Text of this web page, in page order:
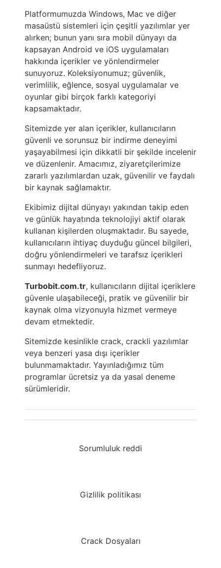
Platformumuzda Windows, Mac ve diğer
masaüstü sistemleri için çeşitli yazılımlar yer
alırken; bunun yanı sıra mobil dünyayı da
kapsayan Android ve iOS uygulamaları
hakkında içerikler ve yönlendirmeler
sunuyoruz. Koleksiyonumuz; güvenlik,
verimlilik, eğlence, sosyal uygulamalar ve
oyunlar gibi birçok farklı kategoriyi
kapsamaktadır.
Sitemizde yer alan içerikler, kullanıcıların
güvenli ve sorunsuz bir indirme deneyimi
yaşayabilmesi için dikkatli bir şekilde incelenir
ve düzenlenir. Amacımız, ziyaretçilerimize
zararlı yazılımlardan uzak, güvenilir ve faydalı
bir kaynak sağlamaktır.
Ekibimiz dijital dünyayı yakından takip eden
ve günlük hayatında teknolojiyi aktif olarak
kullanan kişilerden oluşmaktadır. Bu sayede,
kullanıcıların ihtiyaç duyduğu güncel bilgileri,
doğru yönlendirmeleri ve tarafsız içerikleri
sunmayı hedefliyoruz.
Turbobit.com.tr, kullanıcıların dijital içeriklere
güvenle ulaşabileceği, pratik ve güvenilir bir
kaynak olma vizyonuyla hizmet vermeye
devam etmektedir.
Sitemizde kesinlikle crack, crackli yazılımlar
veya benzeri yasa dışı içerikler
bulunmamaktadır. Yayınladığımız tüm
programlar ücretsiz ya da yasal deneme
sürümleridir.
Sorumluluk reddi
Gizlilik politikası
Crack Dosyaları